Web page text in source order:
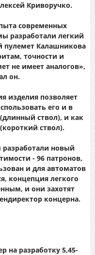
Криворучко.
современных
разработали легкий
пулемет Калашникова
точности и
не имеет аналогов»,
он.
изделия позволяет
его и в
ствол), и как
ствол).
новый
- 96 патронов,
и для автоматов
концепция легкого
и они захотят
концерна.
на разработку 5,45-